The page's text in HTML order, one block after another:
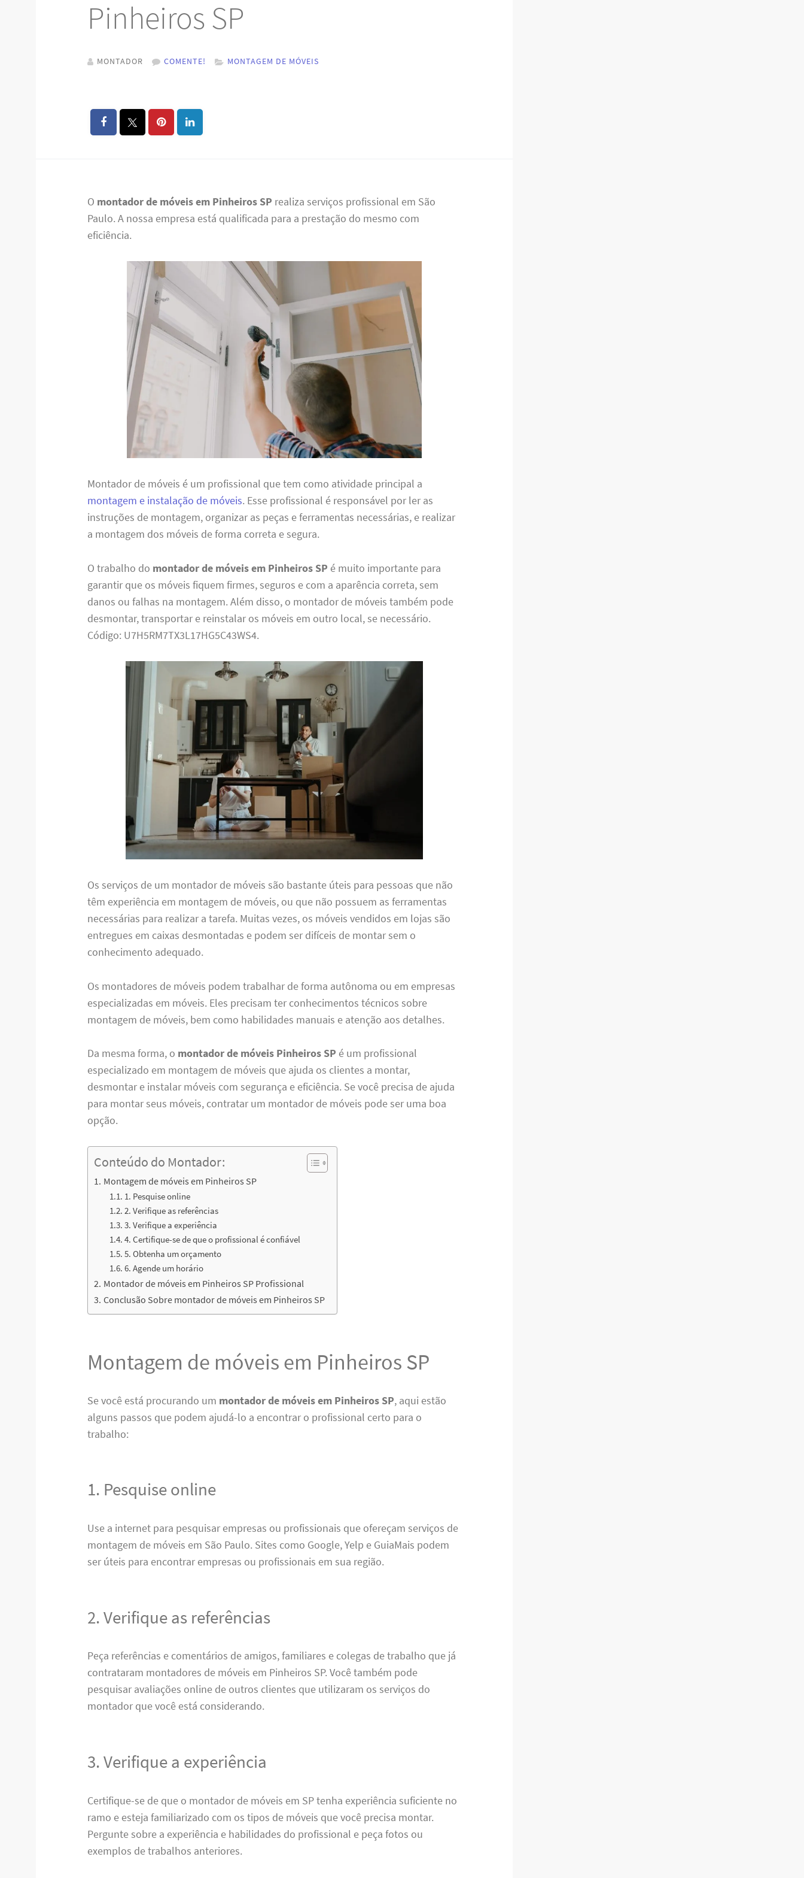
Pinheiros SP
MONTADOR COMENTE! MONTAGEM DE MÓVEIS
O montador de móveis em Pinheiros SP realiza serviços profissional em São
Paulo. A nossa empresa está qualificada para a prestação do mesmo com
eficiência.
Montador de móveis é um profissional que tem como atividade principal a
montagem e instalação de móveis. Esse profissional é responsável por ler as
instruções de montagem, organizar as peças e ferramentas necessárias, e realizar
a montagem dos móveis de forma correta e segura.
O trabalho do montador de móveis em Pinheiros SP é muito importante para
garantir que os móveis fiquem firmes, seguros e com a aparência correta, sem
danos ou falhas na montagem. Além disso, o montador de móveis também pode
desmontar, transportar e reinstalar os móveis em outro local, se necessário.
Código: U7H5RM7TX3L17HG5C43WS4.
Os serviços de um montador de móveis são bastante úteis para pessoas que não
têm experiência em montagem de móveis, ou que não possuem as ferramentas
necessárias para realizar a tarefa. Muitas vezes, os móveis vendidos em lojas são
entregues em caixas desmontadas e podem ser difíceis de montar sem o
conhecimento adequado.
Os montadores de móveis podem trabalhar de forma autônoma ou em empresas
especializadas em móveis. Eles precisam ter conhecimentos técnicos sobre
montagem de móveis, bem como habilidades manuais e atenção aos detalhes.
Da mesma forma, o montador de móveis Pinheiros SP é um profissional
especializado em montagem de móveis que ajuda os clientes a montar,
desmontar e instalar móveis com segurança e eficiência. Se você precisa de ajuda
para montar seus móveis, contratar um montador de móveis pode ser uma boa
opção.
Conteúdo do Montador:
Montagem de móveis em Pinheiros SP
1. Pesquise online
2. Verifique as referências
3. Verifique a experiência
4. Certifique-se de que o profissional é confiável
5. Obtenha um orçamento
6. Agende um horário
Montador de móveis em Pinheiros SP Profissional
Conclusão Sobre montador de móveis em Pinheiros SP
Montagem de móveis em Pinheiros SP
Se você está procurando um montador de móveis em Pinheiros SP, aqui estão
alguns passos que podem ajudá-lo a encontrar o profissional certo para o
trabalho:
1. Pesquise online
Use a internet para pesquisar empresas ou profissionais que ofereçam serviços de
montagem de móveis em São Paulo. Sites como Google, Yelp e GuiaMais podem
ser úteis para encontrar empresas ou profissionais em sua região.
2. Verifique as referências
Peça referências e comentários de amigos, familiares e colegas de trabalho que já
contrataram montadores de móveis em Pinheiros SP. Você também pode
pesquisar avaliações online de outros clientes que utilizaram os serviços do
montador que você está considerando.
3. Verifique a experiência
Certifique-se de que o montador de móveis em SP tenha experiência suficiente no
ramo e esteja familiarizado com os tipos de móveis que você precisa montar.
Pergunte sobre a experiência e habilidades do profissional e peça fotos ou
exemplos de trabalhos anteriores.